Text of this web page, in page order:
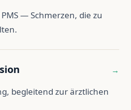
— Schmerzen, die zu
begleitend zur ärztlichen
→